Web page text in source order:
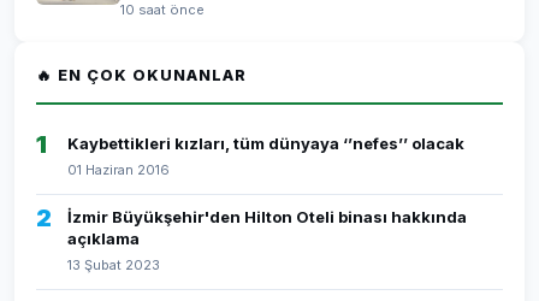
10 saat önce
🔥 EN ÇOK OKUNANLAR
1 Kaybettikleri kızları, tüm dünyaya ‘’nefes’’ olacak
01 Haziran 2016
2
İzmir Büyükşehir'den Hilton Oteli binası hakkında
açıklama
13 Şubat 2023